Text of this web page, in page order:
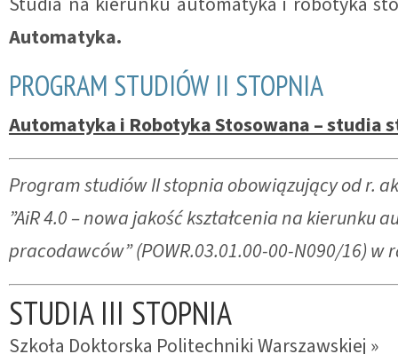
Automatyka.
PROGRAM STUDIÓW II STOPNIA
Automatyka i Robotyka Stosowana – studia
Program studiów II stopnia obowiązujący od r.
”AiR 4.0 – nowa jakość kształcenia na
pracodawców” (POWR.03.01.00-00-N090/16)
STUDIA III STOPNIA
Szkoła Doktorska Politechniki Warszawskiej »